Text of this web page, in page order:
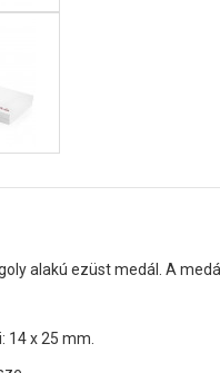
alakú ezüst medál. A
14 x 25 mm.